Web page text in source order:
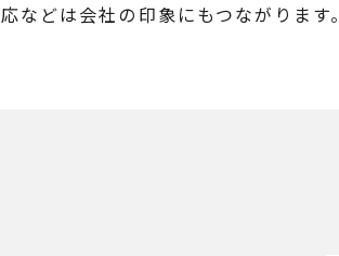
応などは会社の印象にもつながります。